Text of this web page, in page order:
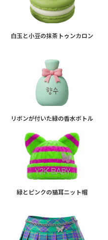
白玉と小豆の抹茶トゥンカロン
リボンが付いた緑の香水ボトル
緑とピンクの猫耳ニット帽